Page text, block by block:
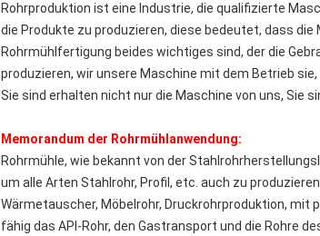
Rohrproduktion ist eine Industrie, die qualifizierte
die Produkte zu produzieren, diese bedeutet, dass
Rohrmühlfertigung beides wichtiges sind, der die
produzieren, wir unsere Maschine mit dem Betrieb
Sie sind erhalten nicht nur die Maschine von uns, Sie
Memorandum der Rohrmühlanwendung:
Rohrmühle, wie bekannt von der
um alle Arten Stahlrohr, Profil, etc. auch zu
Wärmetauscher, Möbelrohr, Druckrohrproduktion,
fähig das API-Rohr, den Gastransport und die Rohre